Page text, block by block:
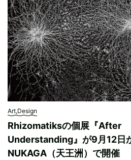
Art,Design
Rhizomatiksの個展『After
Understanding』が9月12日
NUKAGA（天王洲）で開催